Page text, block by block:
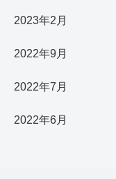
2023年2月
2022年9月
2022年7月
2022年6月